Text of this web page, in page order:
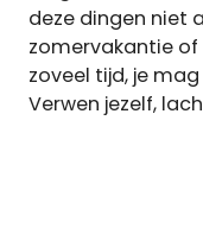
deze dingen niet
zomervakantie of
zoveel tijd, je
Verwen jezelf,